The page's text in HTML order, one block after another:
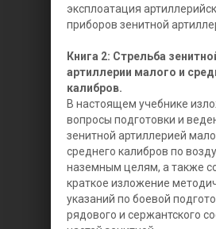
эксплоатация
приборов зенитной
Книга 2: Стрельба
артиллерии малого и
калибров.
В настоящем учебнике
вопросы подготовки и
зенитной артиллерией
среднего калибров по
наземным целям, а также
краткое изложение
указаний по боевой
рядового и сержантского